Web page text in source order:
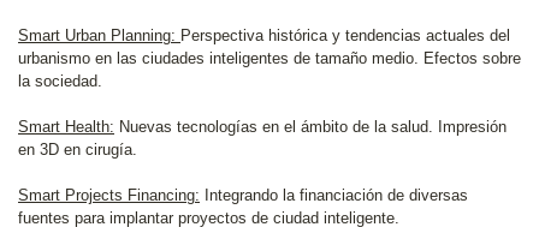
Smart Urban Planning: Perspectiva histórica y tendencias actuales del
urbanismo en las ciudades inteligentes de tamaño medio. Efectos sobre
la sociedad.
Smart Health: Nuevas tecnologías en el ámbito de la salud. Impresión
en 3D en cirugía.
Smart Projects Financing: Integrando la financiación de diversas
fuentes para implantar proyectos de ciudad inteligente.